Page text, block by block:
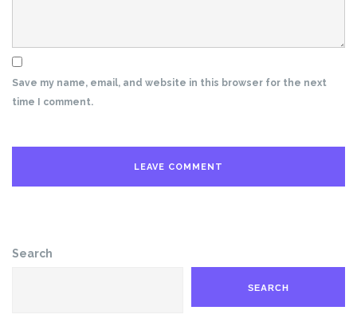
Save my name, email, and website in this browser for the next
time I comment.
Search
SEARCH